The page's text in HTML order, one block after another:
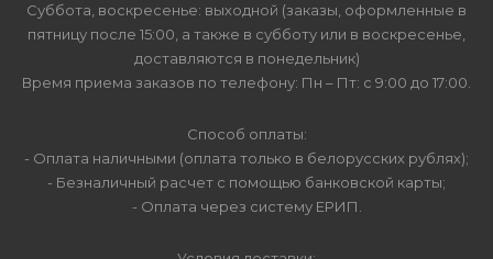
Суббота, воскресенье: выходной (заказы, оформленные в
пятницу после 15:00, а также в субботу или в воскресенье,
доставляются в понедельник)
Время приема заказов по телефону: Пн – Пт: с 9:00 до 17:00.
Способ оплаты:
- Оплата наличными (оплата только в белорусских рублях);
- Безналичный расчет с помощью банковской карты;
- Оплата через систему ЕРИП.